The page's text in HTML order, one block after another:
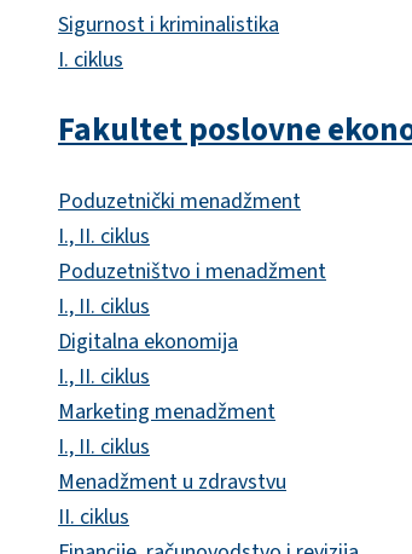
Sigurnost i kriminalistika
I. ciklus
Fakultet poslovne
Poduzetnički menadžment
I., II. ciklus
Poduzetništvo i menadžment
I., II. ciklus
Digitalna ekonomija
I., II. ciklus
Marketing menadžment
I., II. ciklus
Menadžment u zdravstvu
II. ciklus